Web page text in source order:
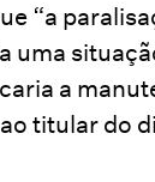
“a
uma
a
titular do